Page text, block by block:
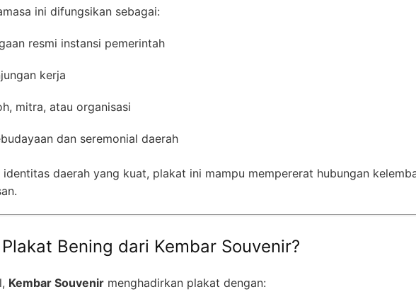
ini difungsikan sebagai:
resmi instansi pemerintah
kerja
mitra, atau organisasi
dan seremonial daerah
daerah yang kuat, plakat ini mampu mempererat hubungan
Bening dari Kembar Souvenir?
Kembar Souvenir menghadirkan plakat dengan: